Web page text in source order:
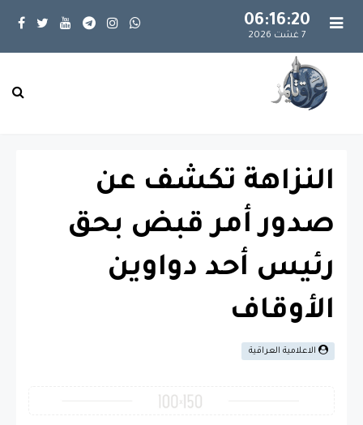
06:16:20
7 غشت 2026
النزاهة تكشف عن
صدور أمر قبض بحق
رئيس أحد دواوين
الأوقاف
الاعلامية العراقية